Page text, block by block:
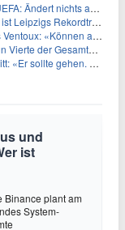
nichts an Boykott
Rekordtransfer
«Können alles schaffen»
der Gesamtwertung
sollte gehen. Jetzt»
und
ist
Binance plant am
System-